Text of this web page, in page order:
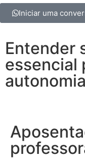
Iniciar uma
Entender
essencial